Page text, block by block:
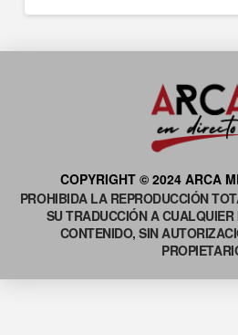
COPYRIGHT © 2024 ARCA
PROHIBIDA LA REPRODUCCIÓN
SU TRADUCCIÓN A
CONTENIDO, SIN